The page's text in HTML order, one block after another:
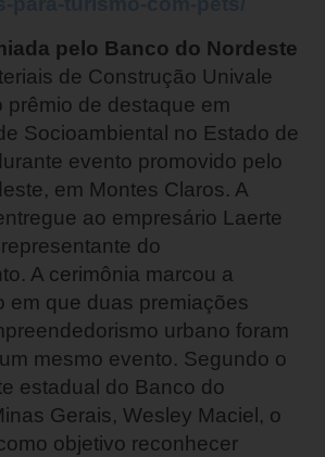
pelo Banco do Nordeste
de Construção Univale
prêmio de destaque em
Socioambiental no Estado de
evento promovido pelo
em Montes Claros. A
ao empresário Laerte
do
A cerimônia marcou a
em que duas premiações
urbano foram
mesmo evento. Segundo o
estadual do Banco do
Gerais, Wesley Maciel, o
objetivo reconhecer